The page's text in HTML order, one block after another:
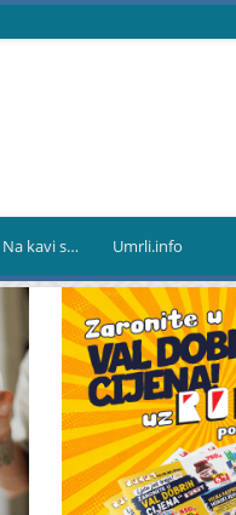
Na kavi s… Umrli.info